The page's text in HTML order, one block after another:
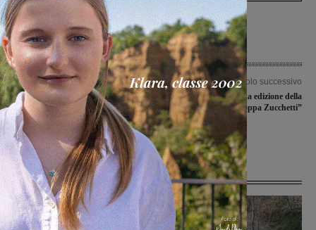
Articolo precedente
Reggello: lo stadio comunale intitolato
a Silvano Bettini. Riconoscimento al
reggellese Renzo Castagnini e a
Maurizio Sarri
Articolo successivo
I risultati della quinta edizione della
“Coppa Zucchetti”
Ultime Notizie